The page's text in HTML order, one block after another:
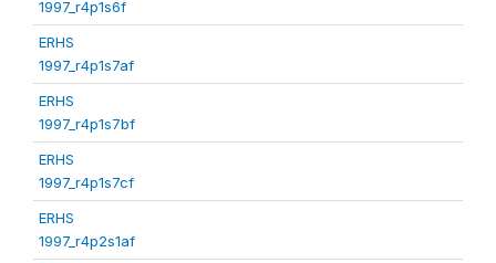
1997_r4p1s6f
ERHS
1997_r4p1s7af
ERHS
1997_r4p1s7bf
ERHS
1997_r4p1s7cf
ERHS
1997_r4p2s1af